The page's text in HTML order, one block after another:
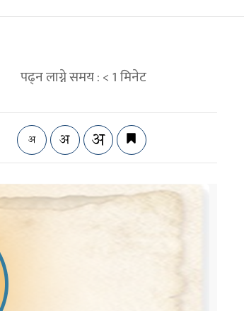
पढ्न लाग्ने समय :< 1मिनेट